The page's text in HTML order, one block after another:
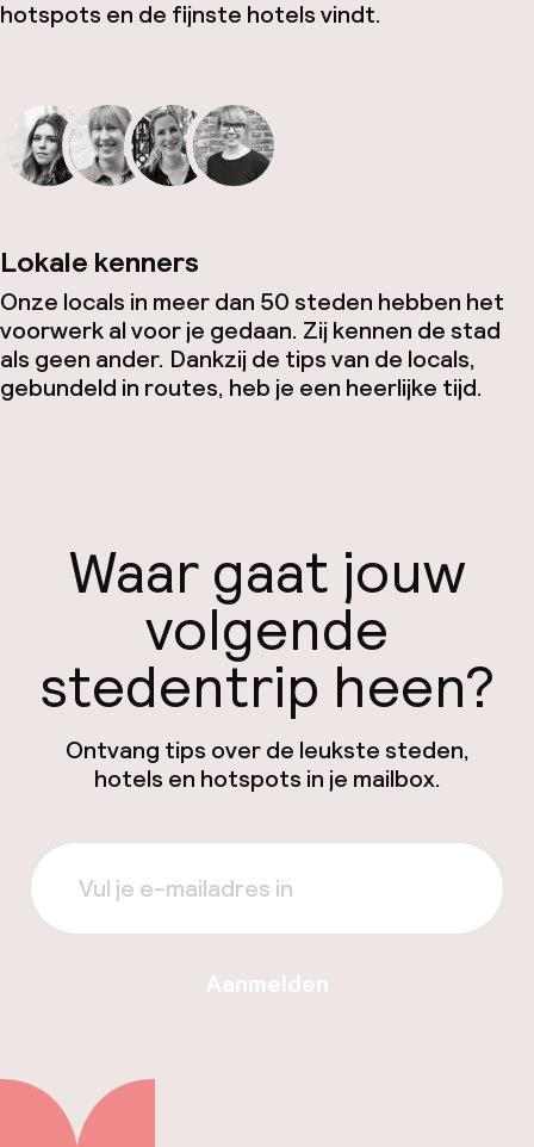
hotspots en de fijnste hotels vindt.
Lokale kenners
Onze locals in meer dan 50 steden hebben het
voorwerk al voor je gedaan. Zij kennen de stad
als geen ander. Dankzij de tips van de locals,
gebundeld in routes, heb je een heerlijke tijd.
Waar gaat jouw
volgende
stedentrip heen?
Ontvang tips over de leukste steden,
hotels en hotspots in je mailbox.
Aanmelden